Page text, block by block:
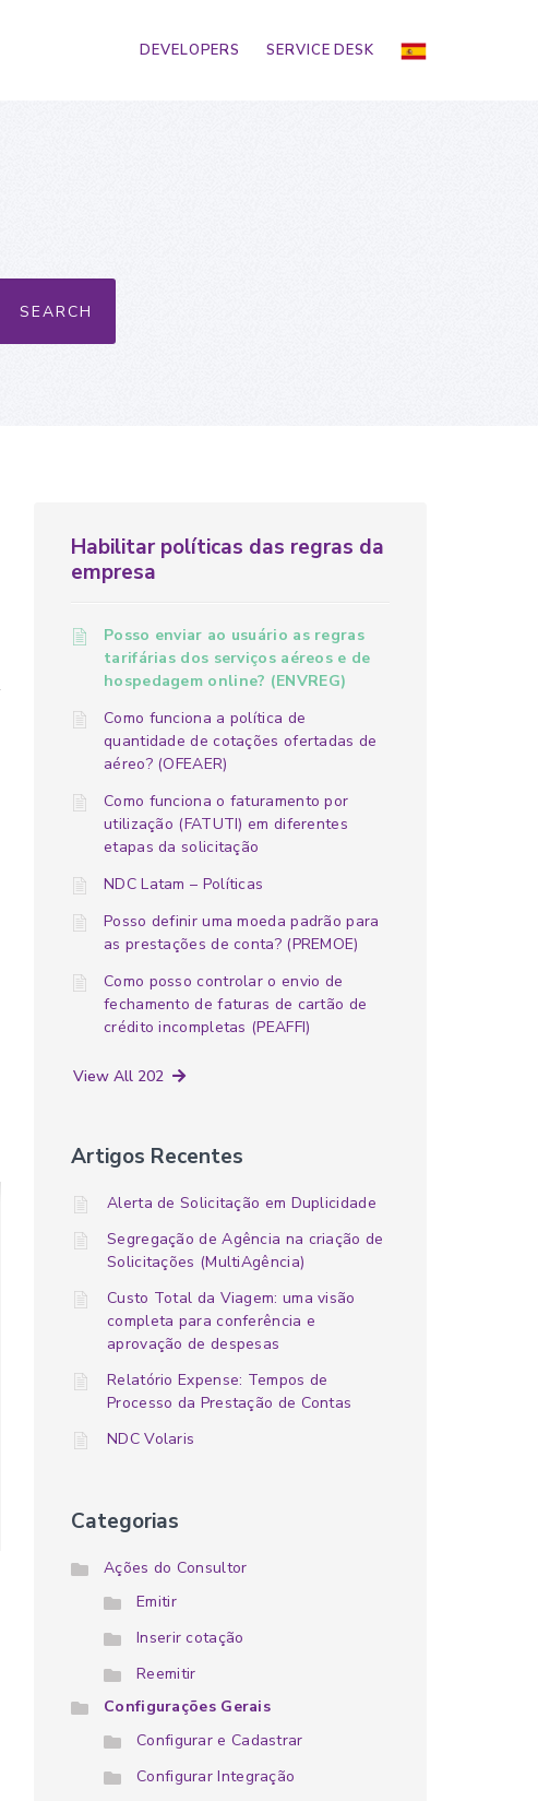
DEVELOPERS SERVICE DESK
Habilitar políticas das regras da
empresa
Posso enviar ao usuário as regras
tarifárias dos serviços aéreos e de
hospedagem online? (ENVREG)
Como funciona a política de
quantidade de cotações ofertadas de
aéreo? (OFEAER)
Como funciona o faturamento por
utilização (FATUTI) em diferentes
etapas da solicitação
NDC Latam – Políticas
Posso definir uma moeda padrão para
as prestações de conta? (PREMOE)
Como posso controlar o envio de
fechamento de faturas de cartão de
crédito incompletas (PEAFFI)
View All 202
Artigos Recentes
Alerta de Solicitação em Duplicidade
Segregação de Agência na criação de
Solicitações (MultiAgência)
Custo Total da Viagem: uma visão
completa para conferência e
aprovação de despesas
Relatório Expense: Tempos de
Processo da Prestação de Contas
NDC Volaris
Categorias
Ações do Consultor
Emitir
Inserir cotação
Reemitir
Configurações Gerais
Configurar e Cadastrar
Configurar Integração